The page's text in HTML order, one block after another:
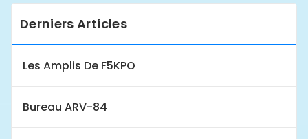
Derniers Articles
Les Amplis De F5KPO
Bureau ARV-84